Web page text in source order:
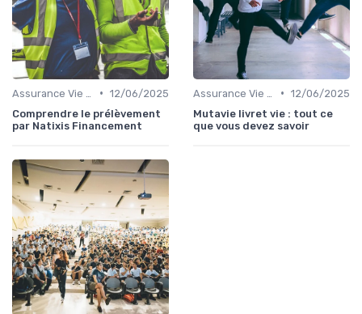
• 12/06/2025
Comprendre le prélèvement
par Natixis Financement
• 12/06/2025
Mutavie livret vie : tout ce
que vous devez savoir